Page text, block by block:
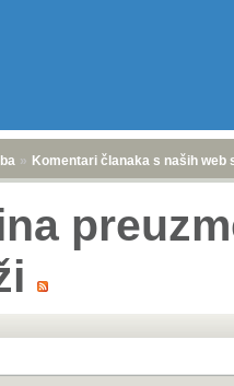
» Komentari članaka s naših web